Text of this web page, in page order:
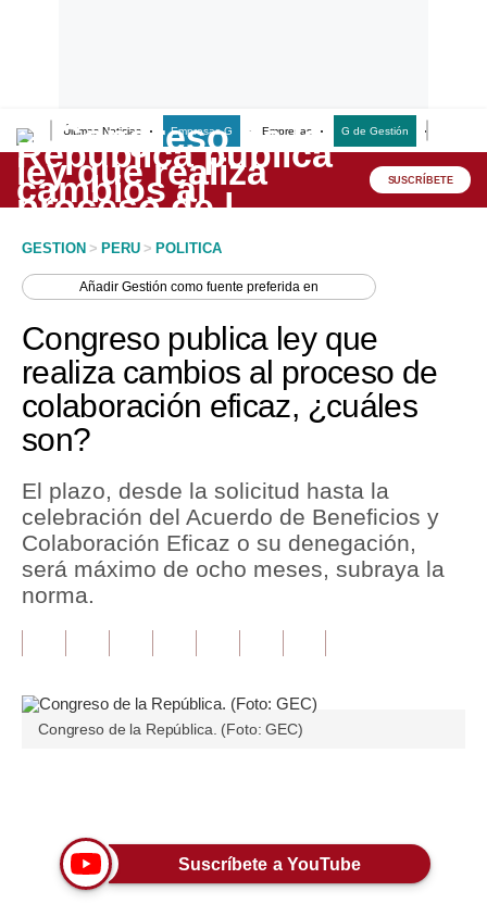
Últimas Noticias Empresas G Empresas G de Gestión
Lo último
Peru Quiosco
Economía
Mercados
Perú
Política
Tu Dinero
Finanzas Personales
Plus G
Opinión
Tendencias
SUSCRÍBETE
GESTION > PERU > POLITICA
AñadirGestión como fuente preferida en
Congreso publica ley que
realiza cambios al proceso de
colaboración eficaz, ¿cuáles
son?
El plazo, desde la solicitud hasta la
celebración del Acuerdo de Beneficios y
Colaboración Eficaz o su denegación,
será máximo de ocho meses, subraya la
norma.
Congreso de la República. (Foto: GEC)
Suscríbete a YouTube